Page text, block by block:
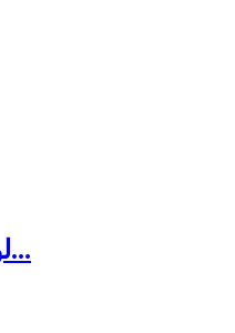
لوحة أوردوينو بدون كيبل...